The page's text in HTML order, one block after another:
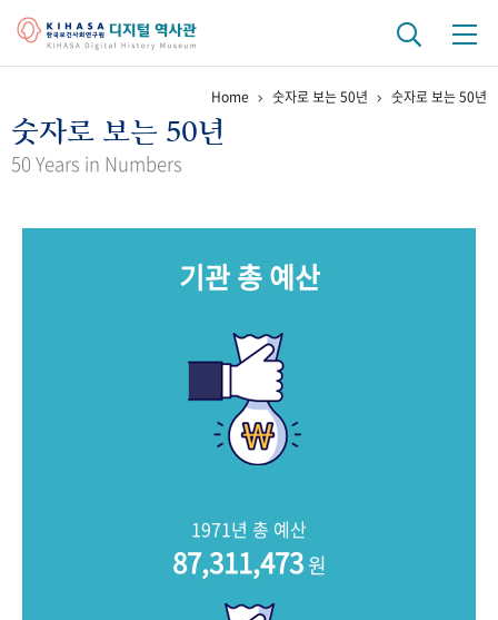
걸어온 길 기관 변천사 역대 기관장
키워드로 보는 연구 역사
문서 기록물 행정박물
Home 숫자로 보는 50년 숫자로 보는 50년
숫자로 보는 50년
50 Years in Numbers
기관 총 예산
1971년 총 예산
87,311,473원